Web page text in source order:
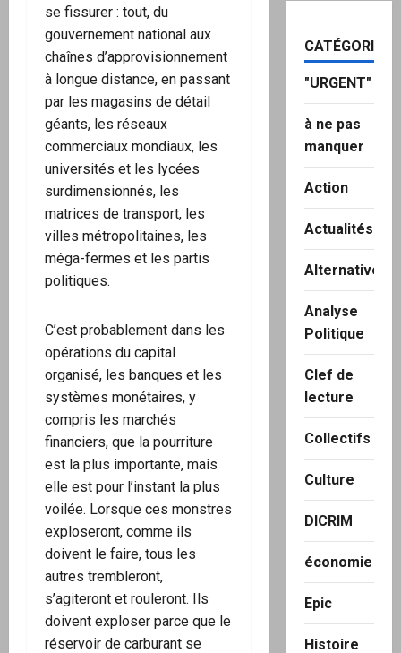
se fissurer : tout, du
gouvernement national aux
chaînes d’approvisionnement
à longue distance, en passant
par les magasins de détail
géants, les réseaux
commerciaux mondiaux, les
universités et les lycées
surdimensionnés, les
matrices de transport, les
villes métropolitaines, les
méga-fermes et les partis
politiques.
C’est probablement dans les
opérations du capital
organisé, les banques et les
systèmes monétaires, y
compris les marchés
financiers, que la pourriture
est la plus importante, mais
elle est pour l’instant la plus
voilée. Lorsque ces monstres
exploseront, comme ils
doivent le faire, tous les
autres trembleront,
s’agiteront et rouleront. Ils
doivent exploser parce que le
réservoir de carburant se
CATÉGORIES
"URGENT"
à ne pas
manquer
Action
Actualités
Alternatives
Analyse
Politique
Clef de
lecture
Collectifs
Culture
DICRIM
économie
Epic
Histoire